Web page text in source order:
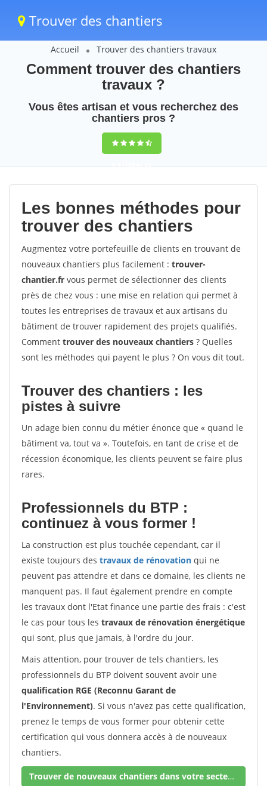
Trouver des chantiers
Accueil Trouver des chantiers travaux
Comment trouver des chantiers
travaux ?
Vous êtes artisan et vous recherchez des
chantiers pros ?
9,5(100%)35
votes
Les bonnes méthodes pour
trouver des chantiers
Augmentez votre portefeuille de clients en trouvant de
nouveaux chantiers plus facilement : trouver-
chantier.fr vous permet de sélectionner des clients
près de chez vous : une mise en relation qui permet à
toutes les entreprises de travaux et aux artisans du
bâtiment de trouver rapidement des projets qualifiés.
Comment trouver des nouveaux chantiers ? Quelles
sont les méthodes qui payent le plus ? On vous dit tout.
Trouver des chantiers : les
pistes à suivre
Un adage bien connu du métier énonce que « quand le
bâtiment va, tout va ». Toutefois, en tant de crise et de
récession économique, les clients peuvent se faire plus
rares.
Professionnels du BTP :
continuez à vous former !
La construction est plus touchée cependant, car il
existe toujours des travaux de rénovation qui ne
peuvent pas attendre et dans ce domaine, les clients ne
manquent pas. Il faut également prendre en compte
les travaux dont l'Etat finance une partie des frais : c'est
le cas pour tous les travaux de rénovation énergétique
qui sont, plus que jamais, à l'ordre du jour.
Mais attention, pour trouver de tels chantiers, les
professionnels du BTP doivent souvent avoir une
qualification RGE (Reconnu Garant de
l'Environnement). Si vous n'avez pas cette qualification,
prenez le temps de vous former pour obtenir cette
certification qui vous donnera accès à de nouveaux
chantiers.
Trouver de nouveaux chantiers dans votre secteur !